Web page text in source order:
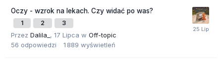
Oczy - wzrok na lekach. Czy widać po was?
1 2 3
Przez Dalila_ , 17 Lipca w Off-topic
56 odpowiedzi 1 889 wyświetleń